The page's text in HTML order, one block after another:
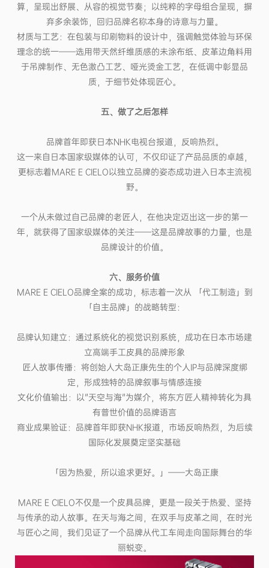
算，呈现出舒展、从容的视觉节奏；以纯粹的字母组合呈现，摒
弃多余装饰，回归品牌名称本身的诗意与力量。
材质与工艺：在包装与印刷物料的设计中，强调触觉体验与环保
理念的统一——选用带天然纤维质感的未涂布纸、皮革边角料用
于吊牌制作、无色激凸工艺、哑光烫金工艺，在低调中彰显品
质，于细节处体现匠心。
五、做了之后怎样
品牌首年即获日本NHK电视台报道，反响热烈。
这一来自日本国家级媒体的认可，不仅印证了产品品质的卓越，
更标志着MARE E CIELO以独立品牌的姿态成功进入日本主流视
野。
一个从未做过自己品牌的老匠人，在他决定迈出这一步的第一
年，就获得了国家级媒体的关注——这是品牌故事的力量，也是
品牌设计的价值。
六、服务价值
MARE E CIELO品牌全案的成功，标志着一次从 「代工制造」到
「自主品牌」的战略转型：
品牌认知建立：通过系统化的视觉识别系统，成功在日本市场建
立高端手工皮具的品牌形象
匠人故事传播：将创始人 大岛正康先生的个人IP与品牌深度绑
定，形成独特的品牌叙事与情感连接
文化价值输出：以"天空与海"为媒介，将东方匠人精神转化为具
有普世价值的品牌语言
商业成果验证：品牌首年即获NHK报道，市场反响热烈，为后续
国际化发展奠定坚实基础
「因为热爱，所以追求更好。」——大岛正康
MARE E CIELO不仅是一个皮具品牌，更是一段关于热爱、坚持
与传承的动人故事。在天与海之间，在双手与皮革之间，在时光
与匠心之间，我们见证了一个品牌从代工车间走向国际舞台的华
丽蜕变。